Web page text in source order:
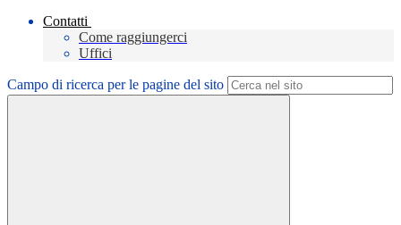
Contatti
Come raggiungerci
Uffici
Campo di ricerca per le pagine del sito